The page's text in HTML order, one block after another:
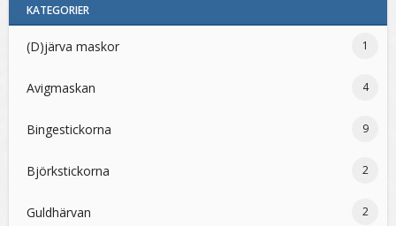
KATEGORIER
(D)järva maskor 1
Avigmaskan 4
Bingestickorna 9
Björkstickorna 2
Guldhärvan 2